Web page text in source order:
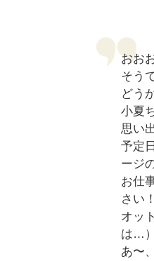
おお
そう
どう
小夏
思い
予定
ージ
お仕
さい
オッ
は…
あ〜